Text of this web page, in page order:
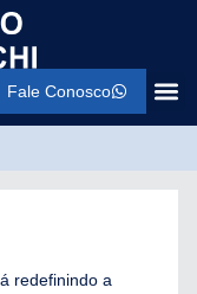
Fale Conosco
redefinindo a